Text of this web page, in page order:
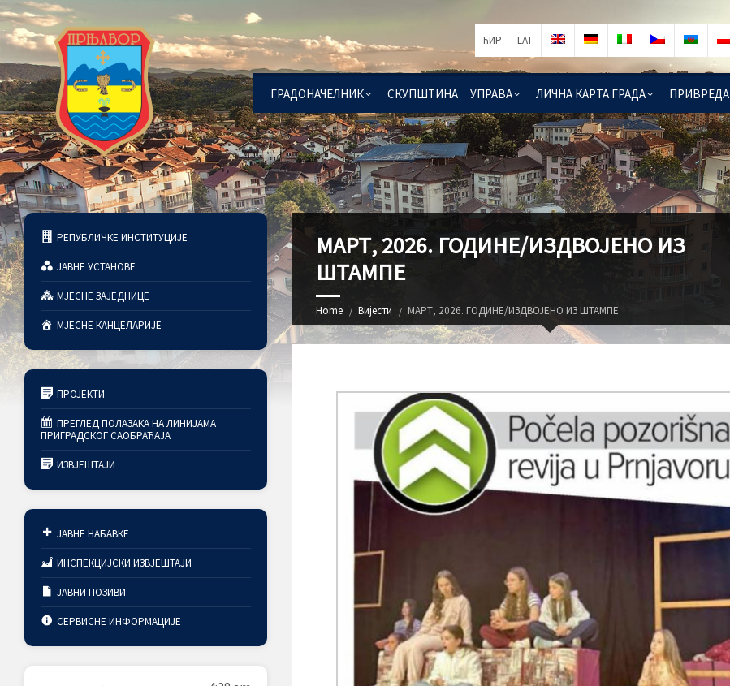
ГРАДОНАЧЕЛНИК СКУПШТИНА УПРАВА ЛИЧНА КАРТА ГРАДА ПРИВРЕДА
ЋИР LAT
МАРТ, 2026. ГОДИНЕ/ИЗДВОЈЕНО ИЗ
ШТАМПЕ
Home Вијести МАРТ, 2026. ГОДИНЕ/ИЗДВОЈЕНО ИЗ ШТАМПЕ
РЕПУБЛИЧКЕ ИНСТИТУЦИЈЕ
ЈАВНЕ УСТАНОВЕ
МЈЕСНЕ ЗАЈЕДНИЦЕ
МЈЕСНЕ КАНЦЕЛАРИЈЕ
ПРОЈЕКТИ
ПРЕГЛЕД ПОЛАЗАКА НА ЛИНИЈАМА
ПРИГРАДСКОГ САОБРАЋАЈА
ИЗВЈЕШТАЈИ
ЈАВНЕ НАБАВКЕ
ИНСПЕКЦИЈСКИ ИЗВЈЕШТАЈИ
ЈАВНИ ПОЗИВИ
СЕРВИСНЕ ИНФОРМАЦИЈЕ